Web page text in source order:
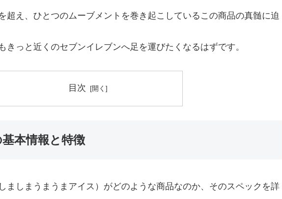
超え、ひとつのムーブメントを巻き起こしているこの商品の真髄に迫
きっと近くのセブンイレブンへ足を運びたくなるはずです。
目次
本情報と特徴
ましまうまうまアイス）がどのような商品なのか、そのスペックを詳